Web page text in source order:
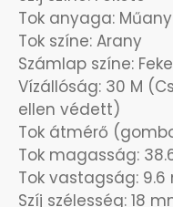
Tok anyaga:
Tok színe: Arany
Számlap színe:
Vízállóság: 30 M
ellen védett)
Tok átmérő
Tok magasság:
Tok vastagság: 9.6
Szíj szélesség: 18
SZÍJAK
TIMESTAR HÁLÓZATI
TISSOT
VOSTOK